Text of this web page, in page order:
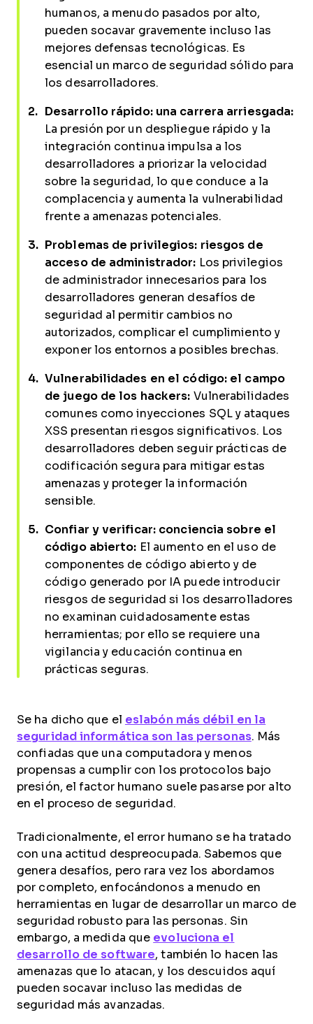
humanos, a menudo pasados por alto,
pueden socavar gravemente incluso las
mejores defensas tecnológicas. Es
esencial un marco de seguridad sólido para
los desarrolladores.
Desarrollo rápido: una carrera arriesgada:
La presión por un despliegue rápido y la
integración continua impulsa a los
desarrolladores a priorizar la velocidad
sobre la seguridad, lo que conduce a la
complacencia y aumenta la vulnerabilidad
frente a amenazas potenciales.
Problemas de privilegios: riesgos de
acceso de administrador: Los privilegios
de administrador innecesarios para los
desarrolladores generan desafíos de
seguridad al permitir cambios no
autorizados, complicar el cumplimiento y
exponer los entornos a posibles brechas.
Vulnerabilidades en el código: el campo
de juego de los hackers: Vulnerabilidades
comunes como inyecciones SQL y ataques
XSS presentan riesgos significativos. Los
desarrolladores deben seguir prácticas de
codificación segura para mitigar estas
amenazas y proteger la información
sensible.
Confiar y verificar: conciencia sobre el
código abierto: El aumento en el uso de
componentes de código abierto y de
código generado por IA puede introducir
riesgos de seguridad si los desarrolladores
no examinan cuidadosamente estas
herramientas; por ello se requiere una
vigilancia y educación continua en
prácticas seguras.
Se ha dicho que el eslabón más débil en la
seguridad informática son las personas. Más
confiadas que una computadora y menos
propensas a cumplir con los protocolos bajo
presión, el factor humano suele pasarse por alto
en el proceso de seguridad.
Tradicionalmente, el error humano se ha tratado
con una actitud despreocupada. Sabemos que
genera desafíos, pero rara vez los abordamos
por completo, enfocándonos a menudo en
herramientas en lugar de desarrollar un marco de
seguridad robusto para las personas. Sin
embargo, a medida que evoluciona el
desarrollo de software, también lo hacen las
amenazas que lo atacan, y los descuidos aquí
pueden socavar incluso las medidas de
seguridad más avanzadas.